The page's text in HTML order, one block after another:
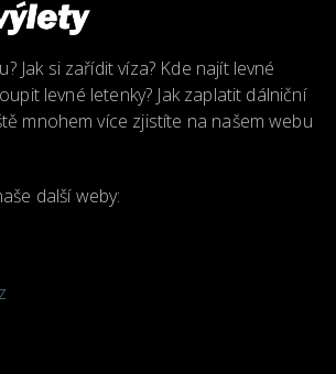
Jak si zařídit víza? Kde najít levné
levné letenky? Jak zaplatit dálniční
mnohem více zjistíte na našem webu
další weby: